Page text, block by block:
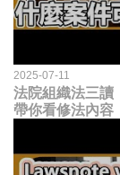
2025-07-11
法院組織法三讀
帶你看修法內容